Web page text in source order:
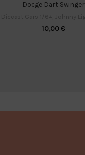
Dodge Dart Swinger
10,00€